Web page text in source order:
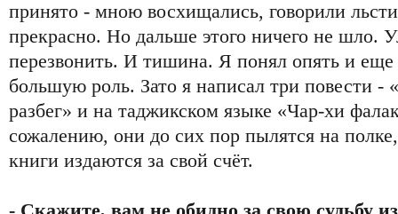
принято - мною восхищались, говорили
прекрасно. Но дальше этого ничего не шло.
перезвонить. И тишина. Я понял опять и еще
большую роль. Зато я написал три повести
разбег» и на таджикском языке «Чар-хи
сожалению, они до сих пор пылятся на
книги издаются за свой счёт.